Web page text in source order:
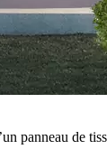
panneau de